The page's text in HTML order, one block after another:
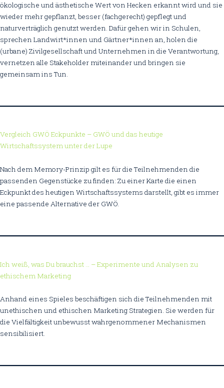
ökologische und ästhetische Wert von Hecken erkannt wird und sie
wieder mehr gepflanzt, besser (fachgerecht) gepflegt und
naturverträglich genutzt werden. Dafür gehen wir in Schulen,
sprechen Landwirt*innen und Gärtner*innen an, holen die
(urbane) Zivilgesellschaft und Unternehmen in die Verantwortung,
vernetzen alle Stakeholder miteinander und bringen sie
gemeinsam ins Tun.
Vergleich GWÖ Eckpunkte – GWÖ und das heutige
Wirtschaftssystem unter der Lupe
Nach dem Memory-Prinzip gilt es für die Teilnehmenden die
passenden Gegenstücke zu finden: Zu einer Karte die einen
Eckpunkt des heutigen Wirtschaftssystems darstellt, gibt es immer
eine passende Alternative der GWÖ.
Ich weiß, was Du brauchst … – Experimente und Analysen zu
ethischem Marketing
Anhand eines Spieles beschäftigen sich die Teilnehmenden mit
unethischen und ethischen Marketing Strategien. Sie werden für
die Vielfältigkeit unbewusst wahrgenommener Mechanismen
sensibilisiert.